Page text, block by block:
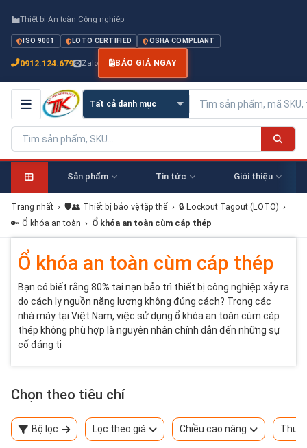
Thiết bị An toàn Công nghiệp
ISO 9001 LOTO CERTIFIED OSHA COMPLIANT
0912.124.679 Zalo BÁO GIÁ NGAY
Sản phẩm Tin tức Giới thiệu
Trang nhất › 🛡️👥 Thiết bị bảo vệ tập thể › 🔒 Lockout Tagout (LOTO) ›
🔑 Ổ khóa an toàn › Ổ khóa an toàn cùm cáp thép
Ổ khóa an toàn cùm cáp thép
Bạn có biết rằng 80% tai nạn bảo trì thiết bị công nghiệp xảy ra
do cách ly nguồn năng lượng không đúng cách? Trong các
nhà máy tại Việt Nam, việc sử dụng ổ khóa an toàn cùm cáp
thép không phù hợp là nguyên nhân chính dẫn đến những sự
cố đáng ti
Chọn theo tiêu chí
Bộ lọc Lọc theo giá Chiều cao nâng